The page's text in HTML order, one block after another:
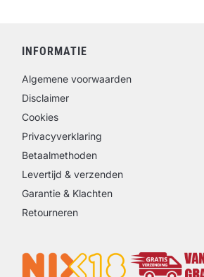
INFORMATIE
Algemene voorwaarden
Disclaimer
Cookies
Privacyverklaring
Betaalmethoden
Levertijd & verzenden
Garantie & Klachten
Retourneren